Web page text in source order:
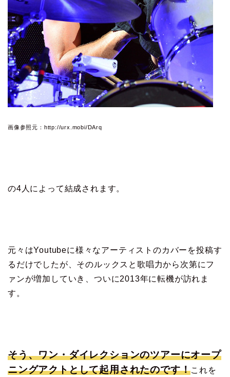
画像参照元：http://urx.mobi/DArq
の4人によって結成されます。
元々はYoutubeに様々なアーティストのカバーを投稿す
るだけでしたが、そのルックスと歌唱力から次第にフ
ァンが増加していき、ついに2013年に転機が訪れま
す。
そう、ワン・ダイレクションのツアーにオープ
ニングアクトとして起用されたのです！これを